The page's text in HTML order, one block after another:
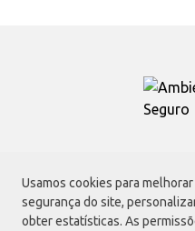
Usamos cookies para
segurança do site,
obter estatísticas. As
Avenida Morvan Dias de
02170-901 |